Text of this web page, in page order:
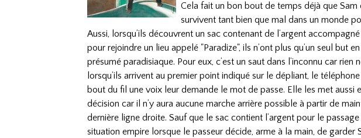
Cela fait un bon bout de temps déjà que Sam
survivent tant bien que mal dans un monde
Aussi, lorsqu’ils découvrent un sac contenant de l’argent
pour rejoindre un lieu appelé "Paradize", ils n’ont plus qu’un seul but
présumé paradisiaque. Pour eux, c’est un saut dans l’inconnu car
lorsqu’ils arrivent au premier point indiqué sur le dépliant, le
bout du fil une voix leur demande le mot de passe. Elle les met aussi
décision car il n’y aura aucune marche arrière possible à partir de
dernière ligne droite. Sauf que le sac contient l’argent pour le
situation empire lorsque le passeur décide, arme à la main, de garder